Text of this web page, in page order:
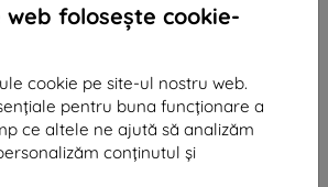
web folosește cookie-
cookie pe site-ul nostru web.
pentru buna funcționare a
ce altele ne ajută să analizăm
conținutul și